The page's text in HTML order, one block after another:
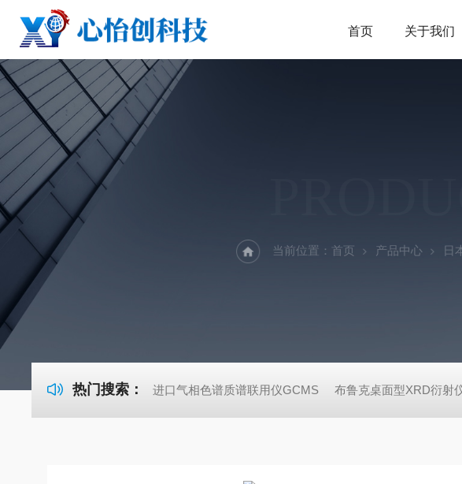
首页 关于我们
当前位置： 首页 产品中心 日
热门搜索： 进口气相色谱质谱联用仪GCMS 布鲁克桌面型XRD衍射